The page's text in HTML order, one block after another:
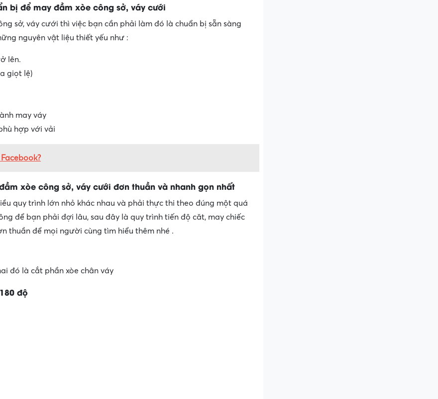
bị để may đầm xòe công sở, váy cưới
sở, váy cưới thì việc bạn cần phải làm đó là chuẩn bị sẵn sàng
nguyên vật liệu thiết yếu như :
lên.
giọt lệ)
may váy
hợp với vải
xòe công sở, váy cưới đơn thuần và nhanh gọn nhất
quy trình lớn nhỏ khác nhau và phải thực thi theo đúng một quá
để bạn phải đợi lâu, sau đây là quy trình tiến độ căt, may chiếc
thuần để mọi người cùng tìm hiểu thêm nhé .
đó là cắt phần xòe chân váy
độ